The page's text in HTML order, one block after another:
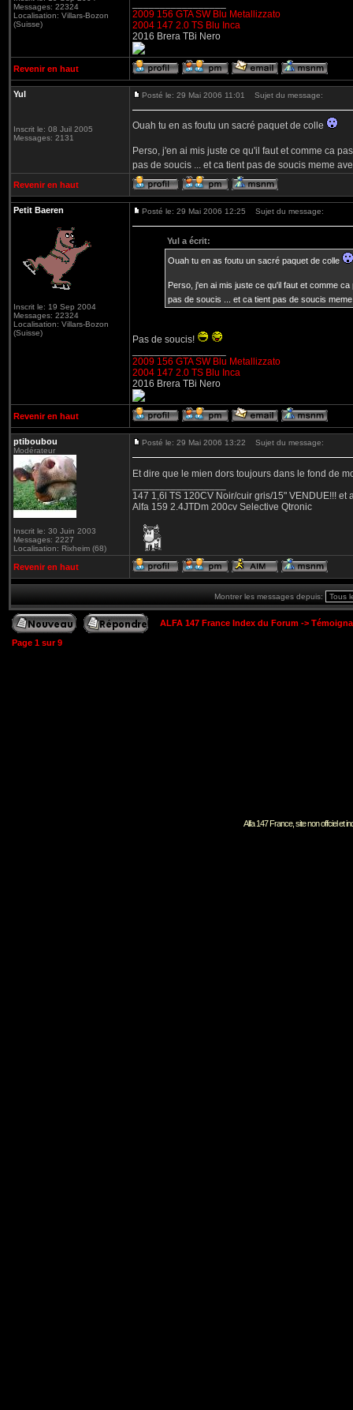
Messages: 22324
Localisation: Villars-Bozon
(Suisse)
2009 156 GTA SW Blu Metallizzato
2004 147 2.0 TS Blu Inca
2016 Brera TBi Nero
Revenir en haut
Yul
Inscrit le: 08 Juil 2005
Messages: 2131
Posté le: 29 Mai 2006 11:01 Sujet du message:
Ouah tu en as foutu un sacré paquet de colle
Perso, j'en ai mis juste ce qu'il faut et comme ca
pas de soucis ... et ca tient pas de soucis meme
Revenir en haut
Petit Baeren
Inscrit le: 19 Sep 2004
Messages: 22324
Localisation: Villars-Bozon
(Suisse)
Posté le: 29 Mai 2006 12:25 Sujet du message:
Yul a écrit:
Ouah tu en as foutu un sacré paquet de colle
Perso, j'en ai mis juste ce qu'il faut et comme
pas de soucis ... et ca tient pas de soucis
Pas de soucis!
2009 156 GTA SW Blu Metallizzato
2004 147 2.0 TS Blu Inca
2016 Brera TBi Nero
Revenir en haut
ptiboubou
Modérateur
Inscrit le: 30 Juin 2003
Messages: 2227
Localisation: Rixheim (68)
Posté le: 29 Mai 2006 13:22 Sujet du message:
Et dire que le mien dors toujours dans le fond de
147 1,6l TS 120CV Noir/cuir gris/15" VENDUE!!! et
Alfa 159 2.4JTDm 200cv Selective Qtronic
Revenir en haut
Montrer les messages depuis:
ALFA 147 France Index du Forum ->
Page 1 sur9
Alfa 147 France, site non offciel et